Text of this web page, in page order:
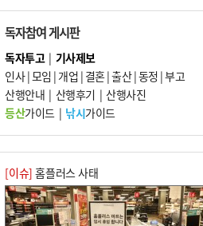
7
오늘의 날씨- 2026년 8월 7일
8
[사설] 해수부 신청사 북항으로 확정, 해양
수도 도약의 전환점
9
외국인 선원 ‘인신매매 경유지’ 된 부산…
우려가 현실로
10 르노 못 타는 부산시장…관용차 규정에 막
힌 지역기업 응원
독자참여 게시판
독자투고| 기사제보
인사|모임 | 개업 | 결혼|출산|동정 |부고
산행안내 | 산행후기 | 산행사진
등산가이드| 낚시가이드
[이슈] 홈플러스 사태